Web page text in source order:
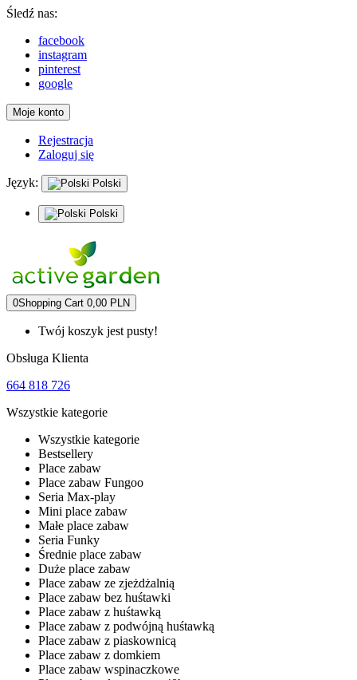
Śledź nas:
facebook
instagram
pinterest
google
Moje konto
Rejestracja
Zaloguj się
Język: Polski
Polski
0Shopping Cart 0,00 PLN
Twój koszyk jest pusty!
Obsługa Klienta
664 818 726
Wszystkie kategorie
Wszystkie kategorie
Bestsellery
Place zabaw
Place zabaw Fungoo
Seria Max-play
Mini place zabaw
Małe place zabaw
Seria Funky
Średnie place zabaw
Duże place zabaw
Place zabaw ze zjeżdżalnią
Place zabaw bez huśtawki
Place zabaw z huśtawką
Place zabaw z podwójną huśtawką
Place zabaw z piaskownicą
Place zabaw z domkiem
Place zabaw wspinaczkowe